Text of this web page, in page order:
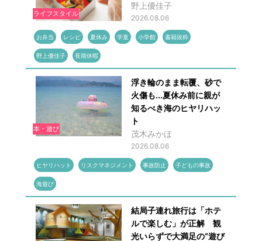
ライフスタイル
野上優佳子
2026.08.06
お弁当 レシピ 夏休み 学童 小学館 書籍抜粋
野上優佳子 長期休暇
本・遊び
浮き輪のまま転覆、砂で
火傷も...夏休み前に親が
知るべき海のヒヤリハッ
ト
茂木みかほ
2026.08.06
ヒヤリハット リスクマネジメント 事故防止 子どもの事故
海遊び
結局子連れ旅行は「ホテ
ルで楽しむ」が正解 観
光いらずで大満足の“遊び